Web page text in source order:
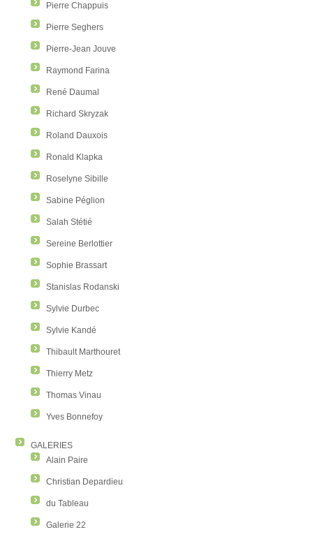
Pierre Chappuis
Pierre Seghers
Pierre-Jean Jouve
Raymond Farina
René Daumal
Richard Skryzak
Roland Dauxois
Ronald Klapka
Roselyne Sibille
Sabine Péglion
Salah Stétié
Sereine Berlottier
Sophie Brassart
Stanislas Rodanski
Sylvie Durbec
Sylvie Kandé
Thibault Marthouret
Thierry Metz
Thomas Vinau
Yves Bonnefoy
GALERIES
Alain Paire
Christian Depardieu
du Tableau
Galerie 22